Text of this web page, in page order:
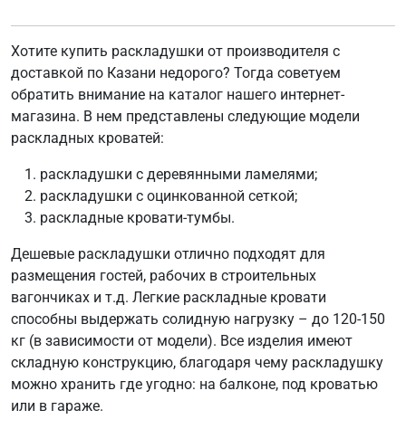
Хотите купить раскладушки от производителя с
доставкой по Казани недорого? Тогда советуем
обратить внимание на каталог нашего интернет-
магазина. В нем представлены следующие модели
раскладных кроватей:
раскладушки с деревянными ламелями;
раскладушки с оцинкованной сеткой;
раскладные кровати-тумбы.
Дешевые раскладушки отлично подходят для
размещения гостей, рабочих в строительных
вагончиках и т.д. Легкие раскладные кровати
способны выдержать солидную нагрузку – до 120-150
кг (в зависимости от модели). Все изделия имеют
складную конструкцию, благодаря чему раскладушку
можно хранить где угодно: на балконе, под кроватью
или в гараже.